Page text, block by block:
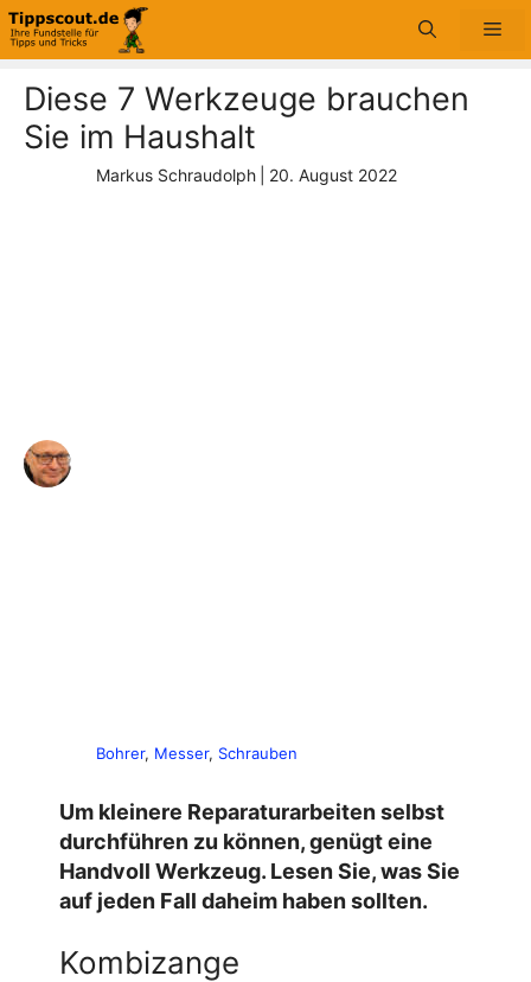
Zum
Inhalt
Diese 7 Werkzeuge brauchen
Sie im Haushalt
Markus Schraudolph 20. August 2022
Bohrer, Messer, Schrauben
Um kleinere Reparaturarbeiten selbst
durchführen zu können, genügt eine
Handvoll Werkzeug. Lesen Sie, was Sie
auf jeden Fall daheim haben sollten.
Kombizange